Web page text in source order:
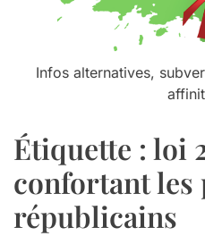
Infos alternatives,
Étiquette : loi
confortant
républicains